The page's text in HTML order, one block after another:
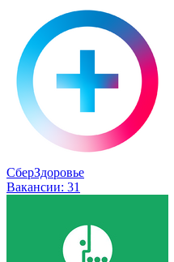
СберЗдоровье
Вакансии: 31